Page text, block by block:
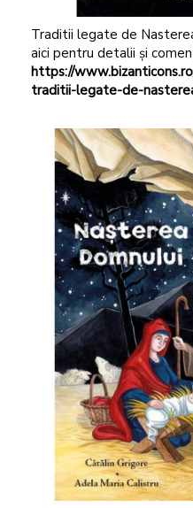
Traditii legate de
aici pentru detalii și
https://
traditii-legate-de-